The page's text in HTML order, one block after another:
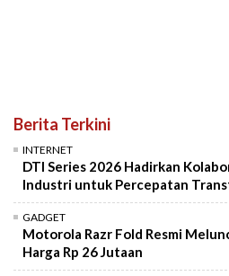
Berita Terkini
INTERNET
DTI Series 2026 Hadirkan
Industri untuk Percepatan
GADGET
Motorola Razr Fold Resmi
Harga Rp 26 Jutaan